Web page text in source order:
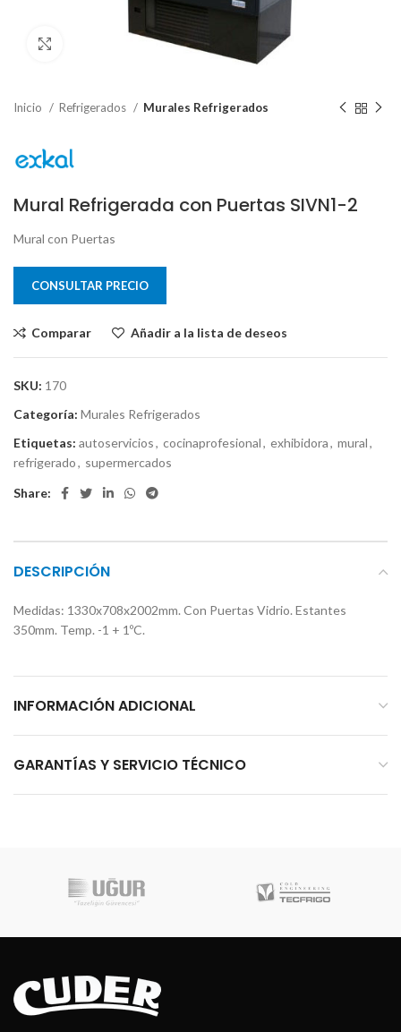
Clic para ampliar
Inicio Refrigerados Murales Refrigerados
Mural Refrigerada con Puertas SIVN1-2
Mural con Puertas
CONSULTAR PRECIO
Comparar Añadir a la lista de deseos
SKU: 170
Categoría: Murales Refrigerados
Etiquetas: autoservicios, cocinaprofesional, exhibidora, mural,
refrigerado, supermercados
Share:
DESCRIPCIÓN
Medidas: 1330x708x2002mm. Con Puertas Vidrio. Estantes
350mm. Temp. -1 + 1ºC.
INFORMACIÓN ADICIONAL
GARANTÍAS Y SERVICIO TÉCNICO